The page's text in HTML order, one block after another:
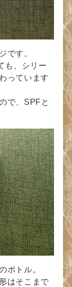
です。
も、シリー
っています
で、SPFと
ボトル。
はそこまで